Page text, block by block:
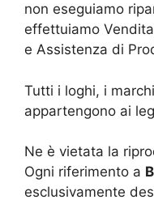
non eseguiamo
effettuiamo
e Assistenza di
Tutti i loghi, i
appartengono ai
Ne è vietata la
Ogni riferimento a
esclusivamente